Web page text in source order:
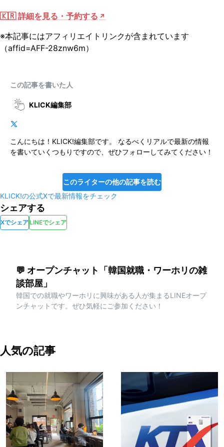
🇰🇷 詳細を見る・予約する
※本記事にはアフィリエイトリンクが含まれています
（affid=AFF-28znw6m）
この記事を書いた人
KLICK編集部
こんにちは！KLICK!編集部です。 なるべくリアルで最新の情報
を書いていくつもりですので、ぜひフォローしてみてください！
このライターの他の記事を読む
KLICK!の公式Xで最新情報をチェック
シェアする
XでシェアLINEでシェア
💬 オープンチャット「韓国就職・ワーホリの雑
談部屋」
韓国での就職やワーホリに興味がある人が集まるLINEオープ
ンチャットです。ぜひ気軽にご参加ください！
人気の記事